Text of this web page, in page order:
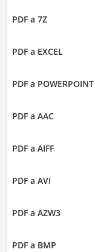
PDF a 7Z
PDF a EXCEL
PDF a POWERPOINT
PDF a AAC
PDF a AIFF
PDF a AVI
PDF a AZW3
PDF a BMP